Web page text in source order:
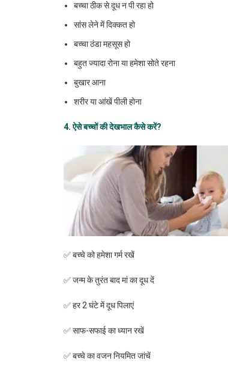
बच्चा ठीक से दूध न पी रहा हो
सांस लेने में दिक्कत हो
बच्चा ठंडा महसूस हो
बहुत ज्यादा रोना या हमेशा सोते रहना
बुखार आना
शरीर या आंखें पीली होना
4. ऐसेबच्चोंकीदेखभालकैसेकरें?
✅ बच्चे को हमेशा गर्म रखें
✅ जन्म के तुरंत बाद मां का दूध दें
✅ हर 2 घंटे में दूध पिलाएं
✅ साफ-सफाई का ध्यान रखें
✅ बच्चे का वजन नियमित जांचें